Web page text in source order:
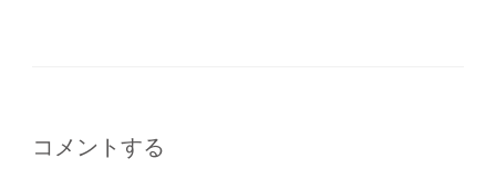
コメントする